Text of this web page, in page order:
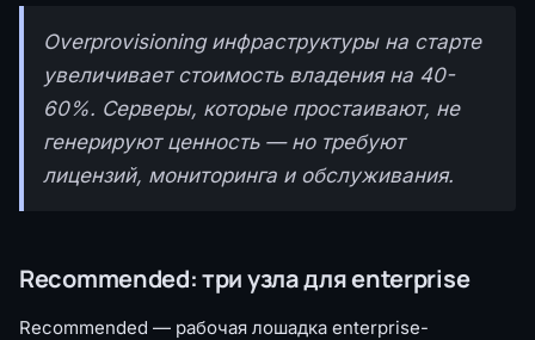
Overprovisioning инфраструктуры на старте
увеличивает стоимость владения на 40-
60%. Серверы, которые простаивают, не
генерируют ценность — но требуют
лицензий, мониторинга и обслуживания.
Recommended: три узла для enterprise
Recommended — рабочая лошадка enterprise-